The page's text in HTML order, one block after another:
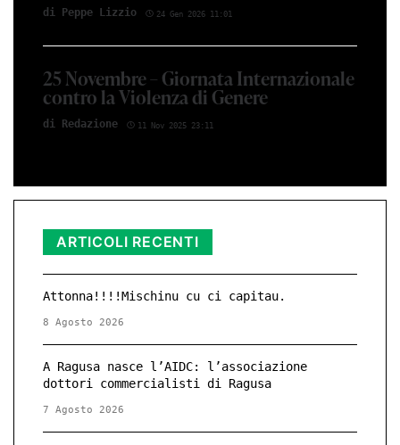
di Peppe Lizzio 24 Gen 2026 11:01
25 Novembre – Giornata Internazionale
contro la Violenza di Genere
di Redazione 11 Nov 2025 23:11
ARTICOLI RECENTI
Attonna!!!!Mischinu cu ci capitau.
8 Agosto 2026
A Ragusa nasce l’AIDC: l’associazione
dottori commercialisti di Ragusa
7 Agosto 2026